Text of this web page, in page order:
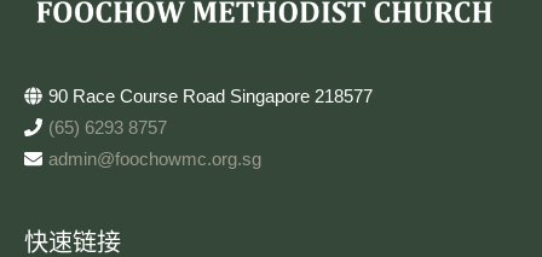
90 Race Course Road Singapore 218577
(65) 6293 8757
admin@foochowmc.org.sg
快速链接